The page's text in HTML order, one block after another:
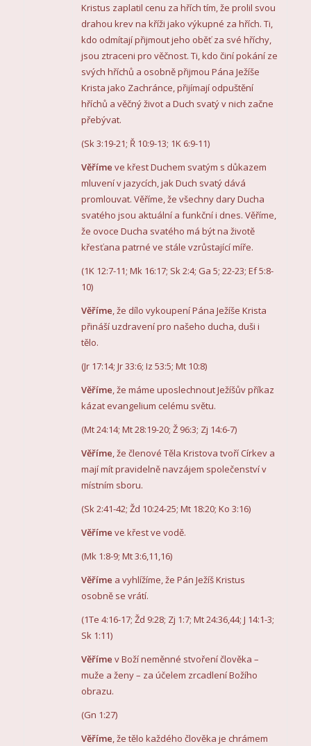
Kristus zaplatil cenu za hřích tím, že prolil svou
drahou krev na kříži jako výkupné za hřích. Ti,
kdo odmítají přijmout jeho oběť za své hříchy,
jsou ztraceni pro věčnost. Ti, kdo činí pokání ze
svých hříchů a osobně přijmou Pána Ježíše
Krista jako Zachránce, přijímají odpuštění
hříchů a věčný život a Duch svatý v nich začne
přebývat.
(Sk 3:19-21; Ř 10:9-13; 1K 6:9-11)
Věříme ve křest Duchem svatým s důkazem
mluvení v jazycích, jak Duch svatý dává
promlouvat. Věříme, že všechny dary Ducha
svatého jsou aktuální a funkční i dnes. Věříme,
že ovoce Ducha svatého má být na životě
křesťana patrné ve stále vzrůstající míře.
(1K 12:7-11; Mk 16:17; Sk 2:4; Ga 5; 22-23; Ef 5:8-
10)
Věříme, že dílo vykoupení Pána Ježíše Krista
přináší uzdravení pro našeho ducha, duši i
tělo.
(Jr 17:14; Jr 33:6; Iz 53:5; Mt 10:8)
Věříme, že máme uposlechnout Ježíšův příkaz
kázat evangelium celému světu.
(Mt 24:14; Mt 28:19-20; Ž 96:3; Zj 14:6-7)
Věříme, že členové Těla Kristova tvoří Církev a
mají mít pravidelně navzájem společenství v
místním sboru.
(Sk 2:41-42; Žd 10:24-25; Mt 18:20; Ko 3:16)
Věříme ve křest ve vodě.
(Mk 1:8-9; Mt 3:6,11,16)
Věříme a vyhlížíme, že Pán Ježíš Kristus
osobně se vrátí.
(1Te 4:16-17; Žd 9:28; Zj 1:7; Mt 24:36,44; J 14:1-3;
Sk 1:11)
Věříme v Boží neměnné stvoření člověka –
muže a ženy – za účelem zrcadlení Božího
obrazu.
(Gn 1:27)
Věříme, že tělo každého člověka je chrámem